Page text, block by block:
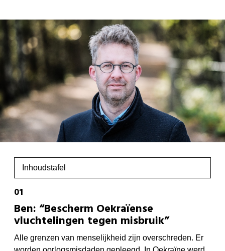
Inhoudstafel
Ben: “Bescherm Oekraïense
vluchtelingen tegen misbruik”
Alle grenzen van menselijkheid zijn overschreden. Er